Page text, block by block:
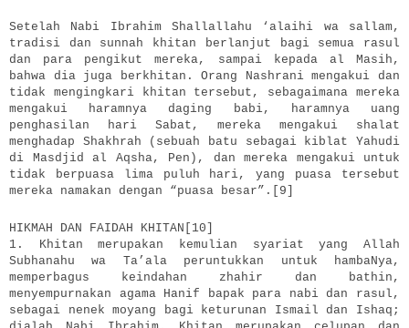
Setelah Nabi Ibrahim Shallallahu ‘alaihi wa sallam,
tradisi dan sunnah khitan berlanjut bagi semua rasul
dan para pengikut mereka, sampai kepada al Masih,
bahwa dia juga berkhitan. Orang Nashrani mengakui dan
tidak mengingkari khitan tersebut, sebagaimana mereka
mengakui haramnya daging babi, haramnya uang
penghasilan hari Sabat, mereka mengakui shalat
menghadap Shakhrah (sebuah batu sebagai kiblat Yahudi
di Masdjid al Aqsha, Pen), dan mereka mengakui untuk
tidak berpuasa lima puluh hari, yang puasa tersebut
mereka namakan dengan “puasa besar”.[9]
HIKMAH DAN FAIDAH KHITAN[10]
1. Khitan merupakan kemulian syariat yang Allah
Subhanahu wa Ta’ala peruntukkan untuk hambaNya,
memperbagus keindahan zhahir dan bathin,
menyempurnakan agama Hanif bapak para nabi dan rasul,
sebagai nenek moyang bagi keturunan Ismail dan Ishaq;